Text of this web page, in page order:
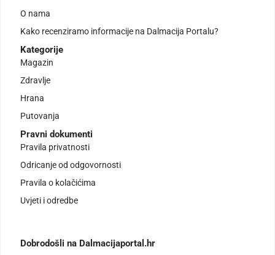
O nama
Kako recenziramo informacije na Dalmacija Portalu?
Kategorije
Magazin
Zdravlje
Hrana
Putovanja
Pravni dokumenti
Pravila privatnosti
Odricanje od odgovornosti
Pravila o kolačićima
Uvjeti i odredbe
Dobrodošli na Dalmacijaportal.hr